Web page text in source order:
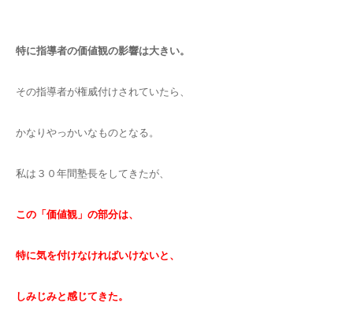
特に指導者の価値観の影響は大きい。
その指導者が権威付けされていたら、
かなりやっかいなものとなる。
私は３０年間塾長をしてきたが、
この「価値観」の部分は、
特に気を付けなければいけないと、
しみじみと感じてきた。